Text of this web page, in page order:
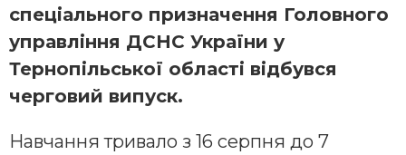
спеціального призначення Головного
управління ДСНС України у
Тернопільської області відбувся
черговий випуск.
Навчання тривало з 16 серпня до 7